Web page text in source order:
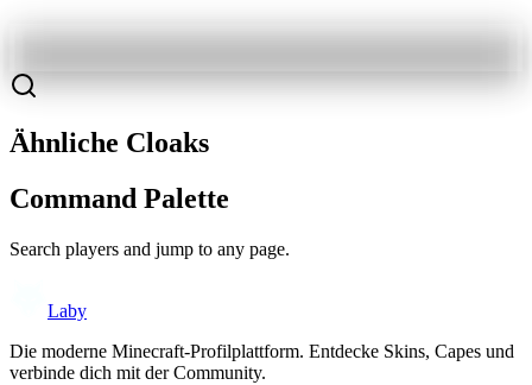
Ähnliche Cloaks
Command Palette
Search players and jump to any page.
Laby
Die moderne Minecraft-Profilplattform. Entdecke Skins, Capes und
verbinde dich mit der Community.